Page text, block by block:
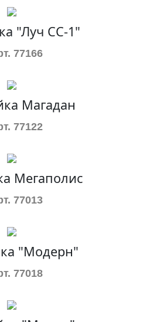
"Луч СС-1"
77166
Магадан
77122
Мегаполис
77013
"Модерн"
77018